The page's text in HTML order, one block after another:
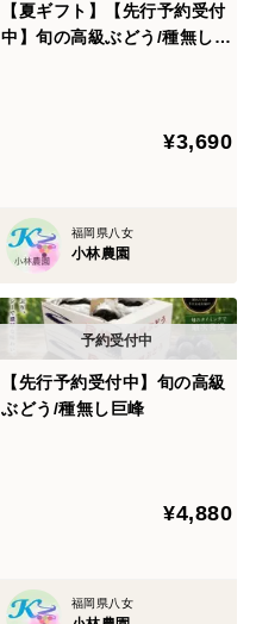
【夏ギフト】【先行予約受付
中】旬の高級ぶどう/種無し巨
¥3,690
福岡県八女
小林農園
【先行予約受付中】旬の高級
ぶどう/種無し巨峰
¥4,880
福岡県八女